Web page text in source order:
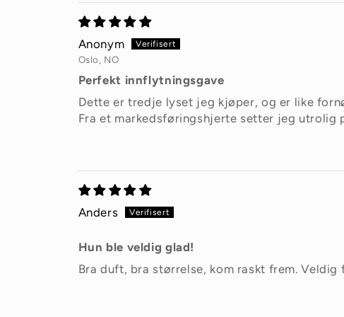
Anonym
Oslo, NO
Perfekt innflytningsgave
Dette er tredje lyset jeg kjøper, og er like
Fra et markedsføringshjerte setter jeg
Anders
Hun ble veldig glad!
Bra duft, bra størrelse, kom raskt frem. Veldig